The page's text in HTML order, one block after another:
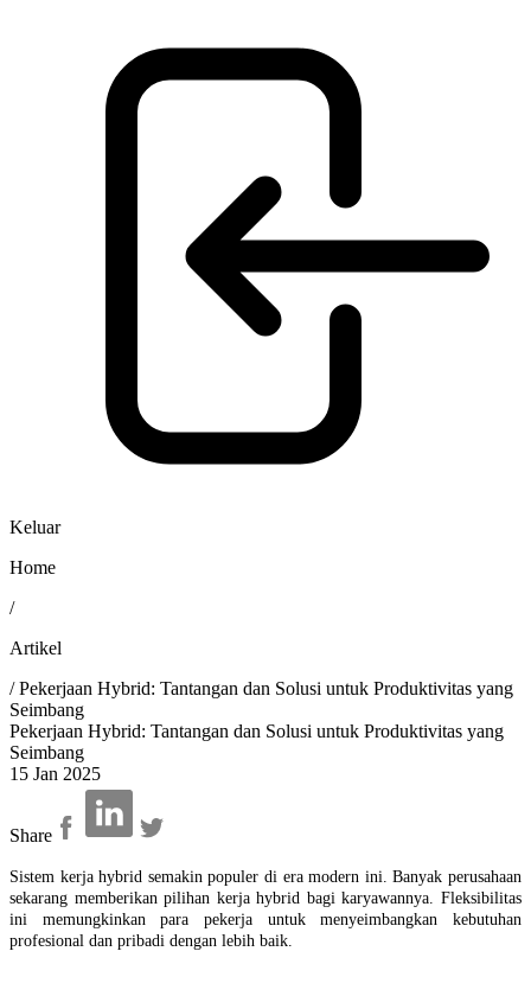
Keluar
Home
/
Artikel
/Pekerjaan Hybrid: Tantangan dan Solusi untuk Produktivitas yang
Seimbang
Pekerjaan Hybrid: Tantangan dan Solusi untuk Produktivitas yang
Seimbang
15 Jan 2025
Share
Sistem kerja hybrid semakin populer di era modern ini. Banyak perusahaan
sekarang memberikan pilihan kerja hybrid bagi karyawannya. Fleksibilitas
ini memungkinkan para pekerja untuk menyeimbangkan kebutuhan
profesional dan pribadi dengan lebih baik.